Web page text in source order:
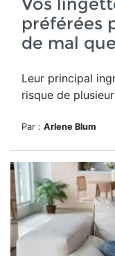
préférées
de mal
Leur principal
risque de
Par : Arlene Blum